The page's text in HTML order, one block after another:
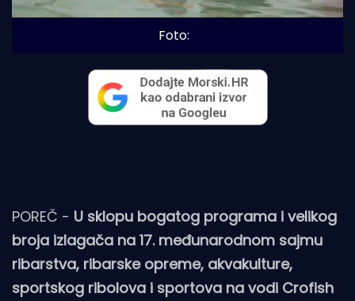
Foto:
POREČ - U sklopu bogatog programa i velikog
broja izlagača na 17. međunarodnom sajmu
ribarstva, ribarske opreme, akvakulture,
sportskog ribolova i sportova na vodi Crofish